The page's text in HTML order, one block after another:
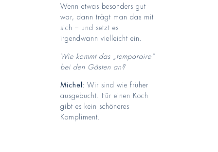
Wenn etwas besonders gut
war, dann trägt man das mit
sich – und setzt es
irgendwann vielleicht ein.
Wie kommt das „temporaire“
bei den Gästen an?
Michel: Wir sind wie früher
ausgebucht. Für einen Koch
gibt es kein schöneres
Kompliment.